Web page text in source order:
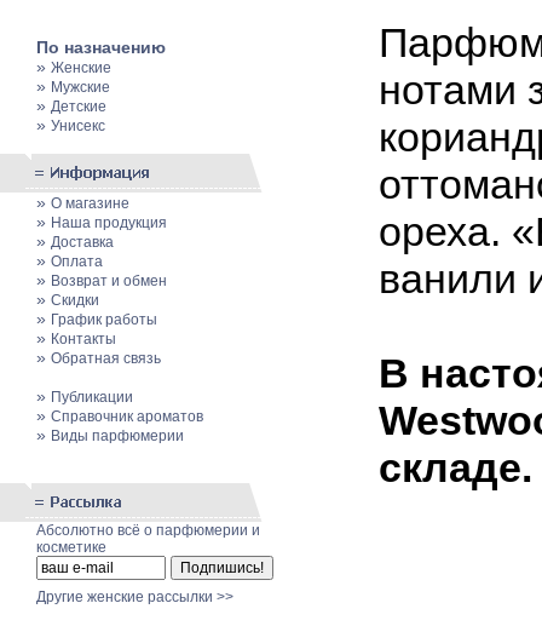
По назначению
» Женские
» Мужские
» Детские
» Унисекс
» О магазине
» Наша продукция
» Доставка
» Оплата
» Возврат и обмен
» Скидки
» График работы
» Контакты
» Обратная связь
» Публикации
» Cправочник ароматов
» Виды парфюмерии
Абсолютно всё о парфюмерии и
косметике
Другие женские рассылки >>
нотами
ореха.
ванили
В
складе.